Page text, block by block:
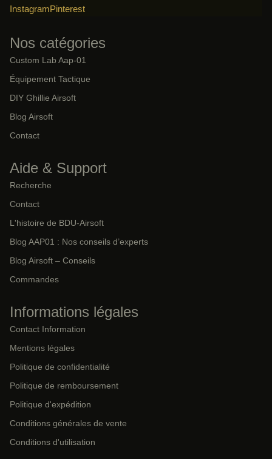
InstagramPinterest
Nos catégories
Custom Lab Aap-01
Équipement Tactique
DIY Ghillie Airsoft
Blog Airsoft
Contact
Aide & Support
Recherche
Contact
L'histoire de BDU-Airsoft
Blog AAP01 : Nos conseils d’experts
Blog Airsoft – Conseils
Commandes
Informations légales
Contact Information
Mentions légales
Politique de confidentialité
Politique de remboursement
Politique d'expédition
Conditions générales de vente
Conditions d'utilisation